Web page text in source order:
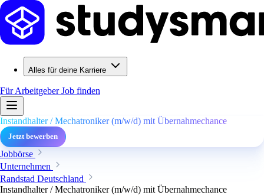
Alles für deine Karriere
Für ArbeitgeberJob finden
Instandhalter / Mechatroniker (m/w/d) mit Übernahmechance
Jetzt bewerben
Jobbörse
Unternehmen
Randstad Deutschland
Instandhalter / Mechatroniker (m/w/d) mit Übernahmechance